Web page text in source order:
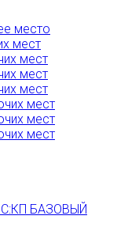
место
мест
мест
мест
мест
мест
мест
мест
БАЗОВЫЙ